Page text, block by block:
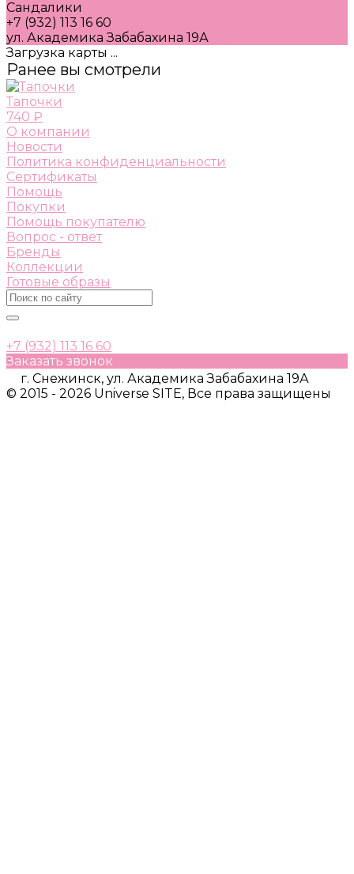
Сандалики
+7 (932) 113 16 60
ул. Академика Забабахина 19А
Загрузка карты ...
Ранее вы смотрели
Тапочки
740 ₽
О компании
Новости
Политика конфиденциальности
Сертификаты
Помощь
Покупки
Помощь покупателю
Вопрос - ответ
Бренды
Коллекции
Готовые образы
+7 (932) 113 16 60
Заказать звонок
г. Снежинск, ул. Академика Забабахина 19А
© 2015 - 2026 Universe SITE, Все права защищены